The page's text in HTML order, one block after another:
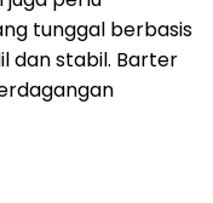
tunggal berbasis
dan stabil. Barter